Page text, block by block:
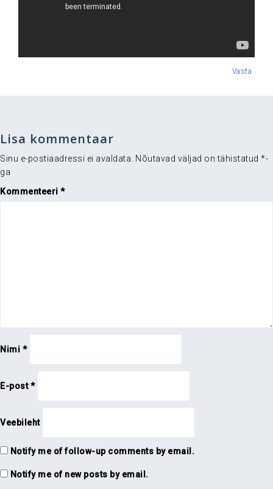
Vasta
Lisa kommentaar
Sinu e-postiaadressi ei avaldata. Nõutavad väljad on tähistatud *-
ga
Kommenteeri *
Nimi *
E-post*
Veebileht
Notify me of follow-up comments by email.
Notify me of new posts by email.